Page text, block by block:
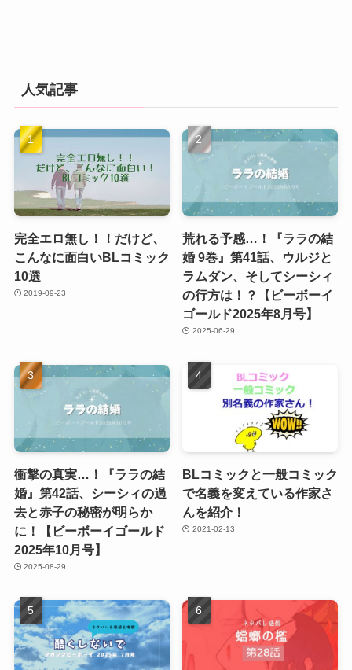
人気記事
完全エロ無し！！だけど、
こんなに面白いBLコミック
10選
2019-09-23
荒れる予感…！『ララの結
婚 9巻』第41話、ウルジと
ラムダン、そしてシーシィ
の行方は！？【ビーボーイ
ゴールド2025年8月号】
2025-06-29
衝撃の真実…！『ララの結
婚』第42話、シーシィの過
去と赤子の秘密が明らか
に！【ビーボーイゴールド
2025年10月号】
2025-08-29
BLコミックと一般コミック
で名義を変えている作家さ
んを紹介！
2021-02-13